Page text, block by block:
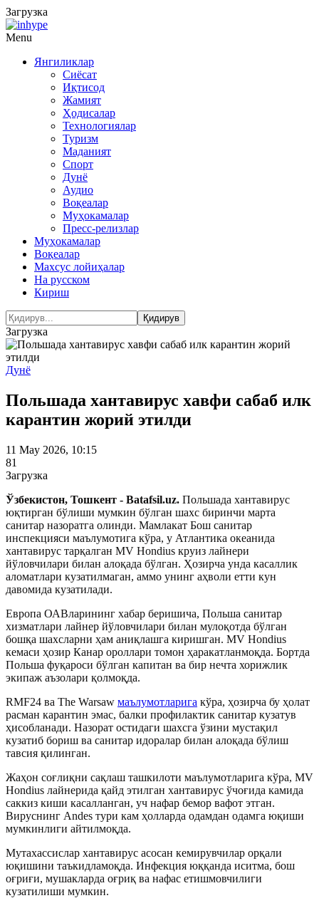
Загрузка
Menu
Янгиликлар
Сиёсат
Иқтисод
Жамият
Ҳодисалар
Технологиялар
Туризм
Маданият
Спорт
Дунё
Аудио
Воқеалар
Муҳокамалар
Пресс-релизлар
Муҳокамалар
Воқеалар
Махсус лойиҳалар
На русском
Кириш
Загрузка
Дунё
Польшада хантавирус хавфи сабаб илк
карантин жорий этилди
11 May 2026, 10:15
81
Загрузка
Ўзбекистон, Тошкент - Batafsil.uz. Польшада хантавирус
юқтирган бўлиши мумкин бўлган шахс биринчи марта
санитар назоратга олинди. Мамлакат Бош санитар
инспекцияси маълумотига кўра, у Атлантика океанида
хантавирус тарқалган MV Hondius круиз лайнери
йўловчилари билан алоқада бўлган. Ҳозирча унда касаллик
аломатлари кузатилмаган, аммо унинг аҳволи етти кун
давомида кузатилади.
Европа ОАВларининг хабар беришича, Польша санитар
хизматлари лайнер йўловчилари билан мулоқотда бўлган
бошқа шахсларни ҳам аниқлашга киришган. MV Hondius
кемаси ҳозир Канар ороллари томон ҳаракатланмоқда. Бортда
Польша фуқароси бўлган капитан ва бир нечта хорижлик
экипаж аъзолари қолмоқда.
RMF24 ва The Warsaw маълумотларига кўра, ҳозирча бу ҳолат
расман карантин эмас, балки профилактик санитар кузатув
ҳисобланади. Назорат остидаги шахсга ўзини мустақил
кузатиб бориш ва санитар идоралар билан алоқада бўлиш
тавсия қилинган.
Жаҳон соғлиқни сақлаш ташкилоти маълумотларига кўра, MV
Hondius лайнерида қайд этилган хантавирус ўчоғида камида
саккиз киши касалланган, уч нафар бемор вафот этган.
Вируснинг Andes тури кам ҳолларда одамдан одамга юқиши
мумкинлиги айтилмоқда.
Мутахассислар хантавирус асосан кемирувчилар орқали
юқишини таъкидламоқда. Инфекция юққанда иситма, бош
оғриғи, мушакларда оғриқ ва нафас етишмовчилиги
кузатилиши мумкин.